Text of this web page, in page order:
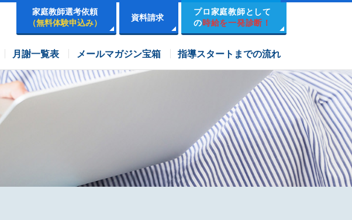
家庭教師選考依頼
（無料体験申込み）
資料請求
プロ家庭教師として
の時給を一発診断！
四谷大塚コース 市進学院コース
月謝一覧表 メールマガジン宝箱 指導スタートまでの流れ